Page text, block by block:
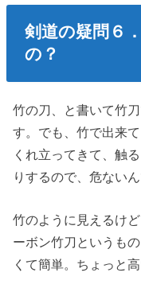
剣道の疑問６
の？
竹の刀、と書いて竹
す。でも、竹で出来
くれ立ってきて、触
りするので、危ないん
竹のように見えるけ
ーボン竹刀というも
くて簡単。ちょっと高